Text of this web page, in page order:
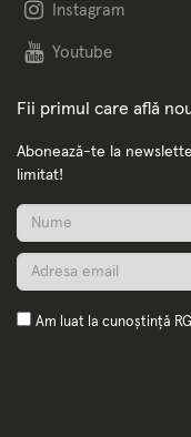
Instagram
Youtube
Fii primul care află
Abonează-te la
limitat!
Am luat la cunoștință